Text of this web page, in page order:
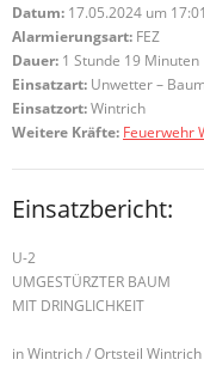
Datum: 17.05.2024 um
Alarmierungsart: FEZ
Dauer: 1 Stunde 19 Minuten
Einsatzart: Unwetter –
Einsatzort:Wintrich
Weitere Kräfte: Feuerwehr
Einsatzbericht:
U-2
UMGESTÜRZTER BAUM
MIT DRINGLICHKEIT
in Wintrich / Ortsteil Wintrich